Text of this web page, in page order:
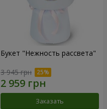
Букет "Нежность рассвета"
3 945 грн
Заказать